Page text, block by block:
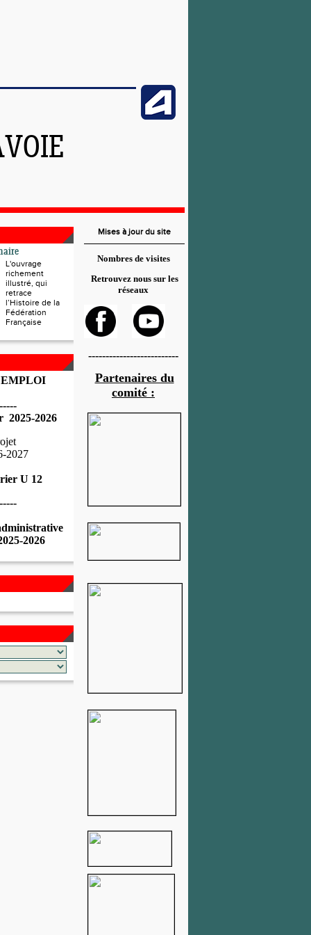
L'ouvrage
richement
illustré, qui
retrace
l’Histoire de la
Fédération
Française
2025-2026
2027
U 12
2026
Mises à jour du site
Nombres de visites
Retrouvez nous sur les
réseaux
--------------------------
Partenaires du
comité :